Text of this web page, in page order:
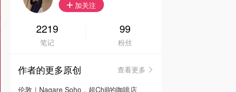
🇦🇺
🇳🇿新西兰
加关注
2219
笔记
99
粉丝
作者的更多原创
查看更多
伦敦｜Nagare Soho，超Chill的咖啡店